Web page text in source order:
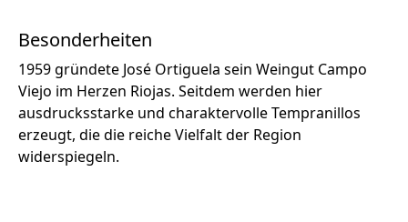
Besonderheiten
1959 gründete José Ortiguela sein Weingut Campo
Viejo im Herzen Riojas. Seitdem werden hier
ausdrucksstarke und charaktervolle Tempranillos
erzeugt, die die reiche Vielfalt der Region
widerspiegeln.